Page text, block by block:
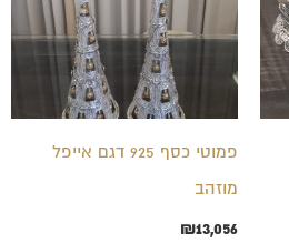
פמוטי כסף 925 דגם אייפל
מוזהב
₪13,056